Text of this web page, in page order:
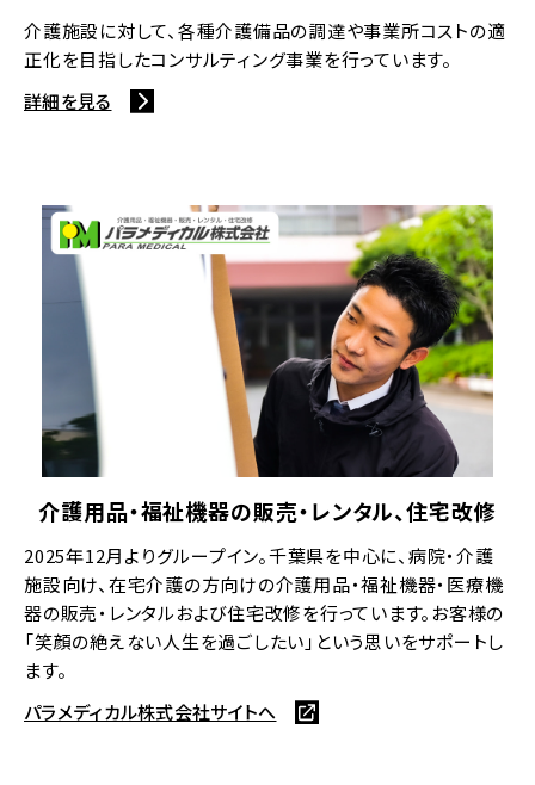
介護施設に対して、各種介護備品の調達や事業所コストの適
正化を目指したコンサルティング事業を行っています。
詳細を見る
介護用品・福祉機器の販売・レンタル、住宅改修
2025年12月よりグループイン。千葉県を中心に、病院・介護
施設向け、在宅介護の方向けの介護用品・福祉機器・医療機
器の販売・レンタルおよび住宅改修を行っています。お客様の
「笑顔の絶えない人生を過ごしたい」という思いをサポートし
ます。
パラメディカル株式会社サイトへ